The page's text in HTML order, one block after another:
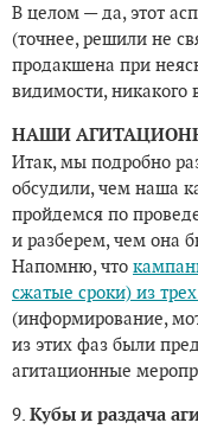
В целом — да, этот
(точнее, решили не
продакшена при
видимости, никакого
НАШИ
Итак, мы подробно
обсудили, чем наша
пройдемся по
и разберем, чем она
Напомню, что
сжатые сроки) из
(информирование,
из этих фаз были
агитационные
9. Кубы и раздача